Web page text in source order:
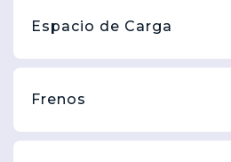
Espacio de Carga
Frenos